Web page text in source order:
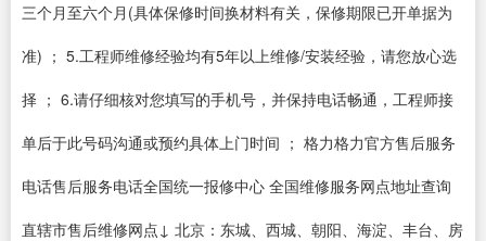
三个月至六个月(具体保修时间换材料有关，保修期限已开单据为
准) ； 5.工程师维修经验均有5年以上维修/安装经验，请您放心选
择 ； 6.请仔细核对您填写的手机号，并保持电话畅通，工程师接
单后于此号码沟通或预约具体上门时间 ； 格力格力官方售后服务
电话售后服务电话全国统一报修中心 全国维修服务网点地址查询
直辖市售后维修网点↓ 北京：东城、西城、朝阳、海淀、丰台、房